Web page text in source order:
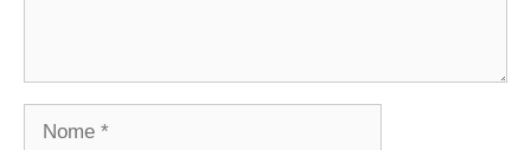
Nome